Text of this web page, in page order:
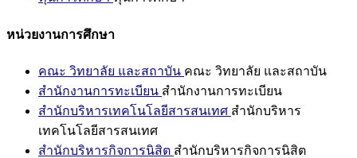
หน่วยงานการศึกษา
คณะ วิทยาลัย และสถาบัน คณะ วิทยาลัย และสถาบัน
สำนักงานการทะเบียน สำนักงานการทะเบียน
สำนักบริหารเทคโนโลยีสารสนเทศ สำนักบริหาร
เทคโนโลยีสารสนเทศ
สำนักบริหารกิจการนิสิต สำนักบริหารกิจการนิสิต